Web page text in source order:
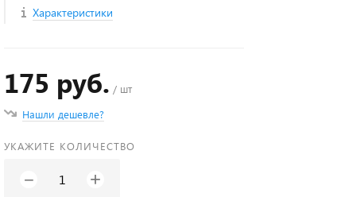
Характеристики
175 руб. / шт
Нашли дешевле?
УКАЖИТЕ КОЛИЧЕСТВО
− +